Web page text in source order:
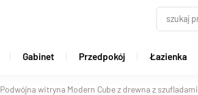
Gabinet Przedpokój Łazienka
Podwójna witryna Modern Cube z drewna z szufladami